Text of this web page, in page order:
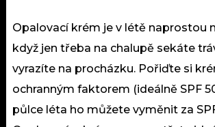
Opalovací krém je v létě naprostou
když jen třeba na chalupě sekáte
vyrazíte na procházku. Pořiďte si
ochranným faktorem (ideálně SPF
půlce léta ho můžete vyměnit za